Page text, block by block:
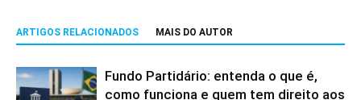
ARTIGOS RELACIONADOS MAIS DO AUTOR
Fundo Partidário: entenda o que é,
como funciona e quem tem direito aos